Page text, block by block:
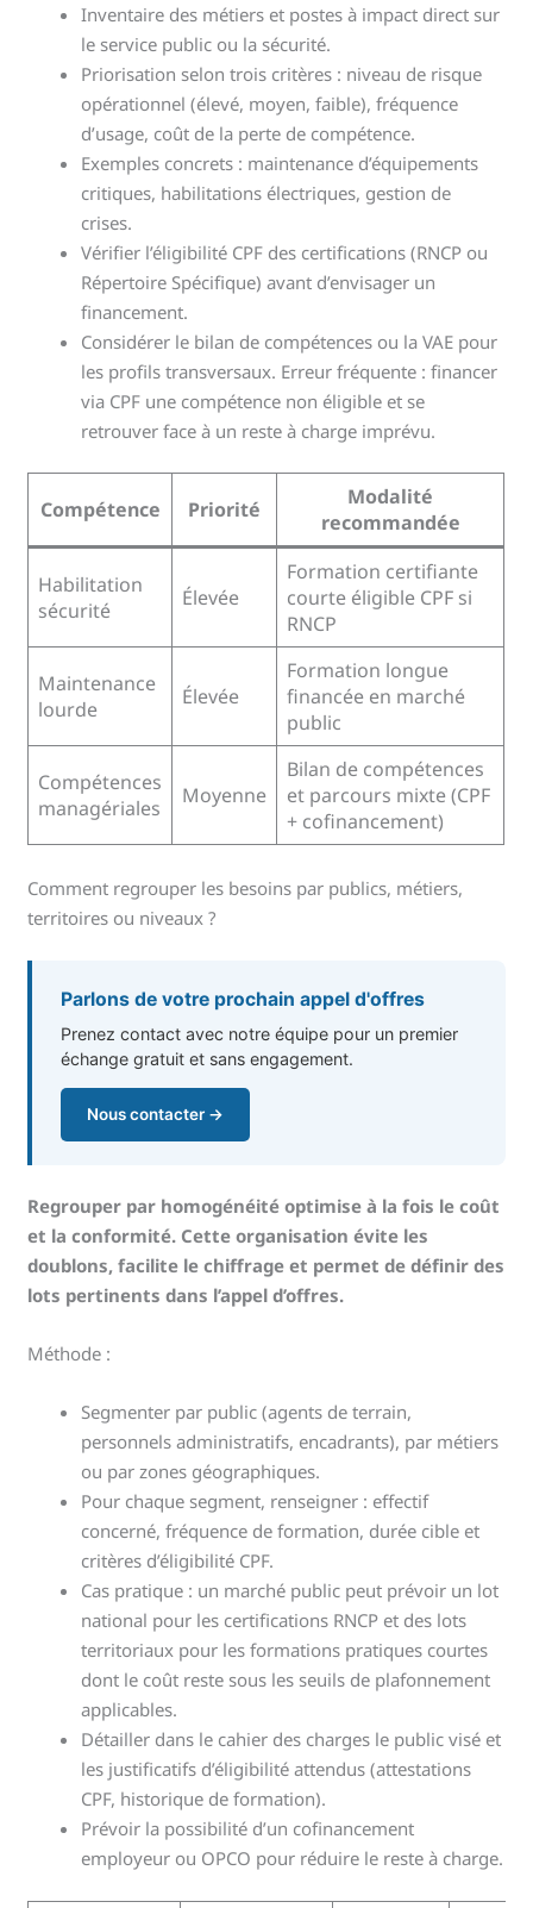
Inventaire des métiers et postes à impact direct sur
le service public ou la sécurité.
Priorisation selon trois critères : niveau de risque
opérationnel (élevé, moyen, faible), fréquence
d’usage, coût de la perte de compétence.
Exemples concrets : maintenance d’équipements
critiques, habilitations électriques, gestion de
crises.
Vérifier l’éligibilité CPF des certifications (RNCP ou
Répertoire Spécifique) avant d’envisager un
financement.
Considérer le bilan de compétences ou la VAE pour
les profils transversaux. Erreur fréquente : financer
via CPF une compétence non éligible et se
retrouver face à un reste à charge imprévu.
Compétence Priorité
Modalité
recommandée
Habilitation
sécurité
Élevée
Formation certifiante
courte éligible CPF si
RNCP
Maintenance
lourde
Élevée
Formation longue
financée en marché
public
Compétences
managériales
Moyenne
Bilan de compétences
et parcours mixte (CPF
+ cofinancement)
Comment regrouper les besoins par publics, métiers,
territoires ou niveaux ?
Parlons de votre prochain appel d'offres
Prenez contact avec notre équipe pour un premier
échange gratuit et sans engagement.
Nous contacter →
Regrouper par homogénéité optimise à la fois le coût
et la conformité. Cette organisation évite les
doublons, facilite le chiffrage et permet de définir des
lots pertinents dans l’appel d’offres.
Méthode :
Segmenter par public (agents de terrain,
personnels administratifs, encadrants), par métiers
ou par zones géographiques.
Pour chaque segment, renseigner : effectif
concerné, fréquence de formation, durée cible et
critères d’éligibilité CPF.
Cas pratique : un marché public peut prévoir un lot
national pour les certifications RNCP et des lots
territoriaux pour les formations pratiques courtes
dont le coût reste sous les seuils de plafonnement
applicables.
Détailler dans le cahier des charges le public visé et
les justificatifs d’éligibilité attendus (attestations
CPF, historique de formation).
Prévoir la possibilité d’un cofinancement
employeur ou OPCO pour réduire le reste à charge.